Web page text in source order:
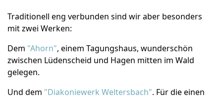
Traditionell eng verbunden sind wir aber besonders
mit zwei Werken:
Dem "Ahorn", einem Tagungshaus, wunderschön
zwischen Lüdenscheid und Hagen mitten im Wald
gelegen.
Und dem "Diakoniewerk Weltersbach". Für die einen